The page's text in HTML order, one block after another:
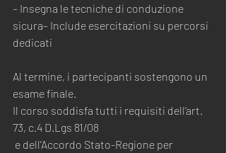
– Insegna le tecniche di conduzione
sicura– Include esercitazioni su percorsi
dedicati
Al termine, i partecipanti sostengono un
esame finale.
Il corso soddisfa tutti i requisiti dell’art.
73, c.4 D.Lgs 81/08